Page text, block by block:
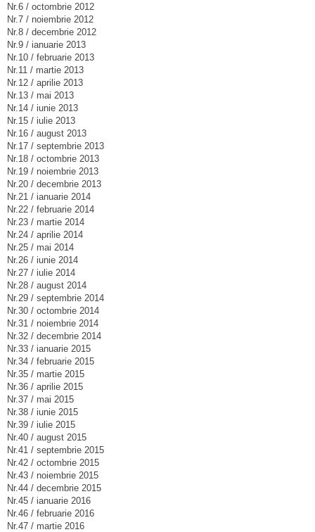
Nr.6 / octombrie 2012
Nr.7 / noiembrie 2012
Nr.8 / decembrie 2012
Nr.9 / ianuarie 2013
Nr.10 / februarie 2013
Nr.11 / martie 2013
Nr.12 / aprilie 2013
Nr.13 / mai 2013
Nr.14 / iunie 2013
Nr.15 / iulie 2013
Nr.16 / august 2013
Nr.17 / septembrie 2013
Nr.18 / octombrie 2013
Nr.19 / noiembrie 2013
Nr.20 / decembrie 2013
Nr.21 / ianuarie 2014
Nr.22 / februarie 2014
Nr.23 / martie 2014
Nr.24 / aprilie 2014
Nr.25 / mai 2014
Nr.26 / iunie 2014
Nr.27 / iulie 2014
Nr.28 / august 2014
Nr.29 / septembrie 2014
Nr.30 / octombrie 2014
Nr.31 / noiembrie 2014
Nr.32 / decembrie 2014
Nr.33 / ianuarie 2015
Nr.34 / februarie 2015
Nr.35 / martie 2015
Nr.36 / aprilie 2015
Nr.37 / mai 2015
Nr.38 / iunie 2015
Nr.39 / iulie 2015
Nr.40 / august 2015
Nr.41 / septembrie 2015
Nr.42 / octombrie 2015
Nr.43 / noiembrie 2015
Nr.44 / decembrie 2015
Nr.45 / ianuarie 2016
Nr.46 / februarie 2016
Nr.47 / martie 2016